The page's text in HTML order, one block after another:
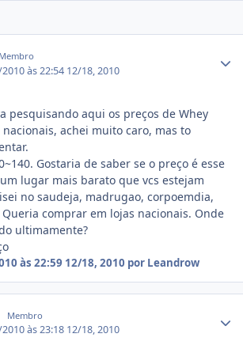
Membro
às 22:54 12/18, 2010
pesquisando aqui os preços de Whey
achei muito caro, mas to
Gostaria de saber se o preço é esse
lugar mais barato que vcs estejam
no saudeja, madrugao, corpoemdia,
comprar em lojas nacionais. Onde
ultimamente?
às 22:59 12/18, 2010 por Leandrow
Membro
às 23:18 12/18, 2010